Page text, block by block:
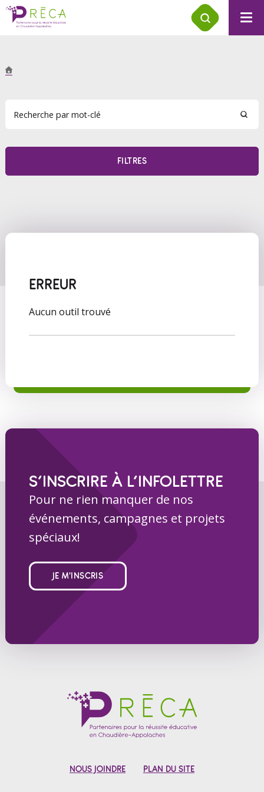
FILTRES
ERREUR
Aucun outil trouvé
S’INSCRIRE À L’INFOLETTRE
Pour ne rien manquer de nos
événements, campagnes et projets
spéciaux!
JE M'INSCRIS
NOUS JOINDRE PLAN DU SITE